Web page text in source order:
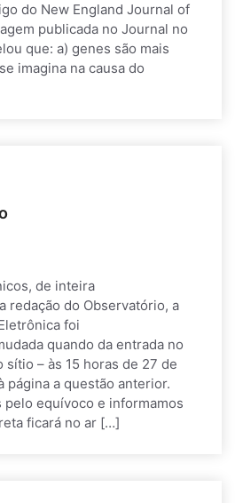
do New England Journal of
publicada no Journal no
que: a) genes são mais
imagina na causa do
de inteira
redação do Observatório, a
foi
quando da entrada no
sítio – às 15 horas de 27 de
página a questão anterior.
pelo equívoco e informamos
ficará no ar […]